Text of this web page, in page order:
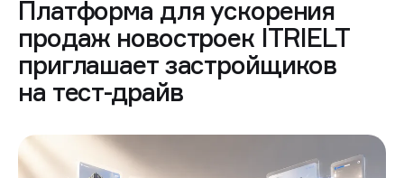
Платформа для ускорения
продаж новостроек ITRIELT
приглашает застройщиков
на тест-драйв